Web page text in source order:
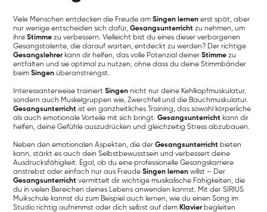
Viele Menschen entdecken die Freude amSingen lernen erst spät, aber
nur wenige entscheiden sich dafür,Gesangsunterricht zu nehmen, um
ihreStimme zu verbessern. Vielleicht bist du eines dieser verborgenen
Gesangstalente, die darauf warten, entdeckt zu werden? Der richtige
Gesangslehrer kann dir helfen, das volle Potenzial deinerStimme zu
entfalten und sie optimal zu nutzen, ohne dass du deine Stimmbänder
beimSingen überanstrengst.
Interessanterweise trainiertSingen nicht nur deine Kehlkopfmuskulatur,
sondern auch Muskelgruppen wie, Zwerchfell und die Bauchmuskulatur.
Gesangsunterricht ist ein ganzheitliches Training, das sowohl körperliche
als auch emotionale Vorteile mit sich bringt.Gesangsunterricht kann dir
helfen, deine Gefühle auszudrücken und gleichzeitig Stress abzubauen.
Neben den emotionalen Aspekten, die derGesangsunterricht bieten
kann, stärkt es auch dein Selbstbewusstsein und verbessert deine
Ausdrucksfähigkeit. Egal, ob du eine professionelle Gesangskarriere
anstrebst oder einfach nur aus FreudeSingen lernen willst – Der
Gesangsunterricht vermittelt dir wichtige musikalische Fähigkeiten, die
du in vielen Bereichen deines Lebens anwenden kannst. Mit der SIRIUS
Muikschule kannst du zum Beispiel auch lernen, wie du einen Song im
Studio richtig aufnimmst oder dich selbst auf dem Klavier begleiten